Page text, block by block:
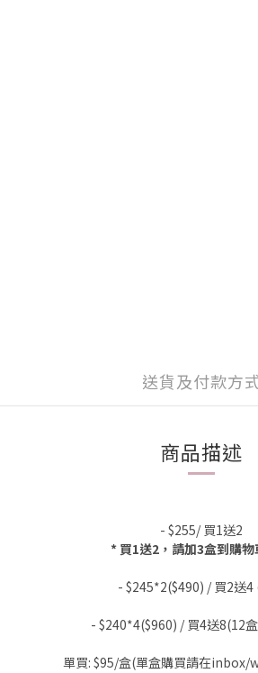
送貨及付款方
商品描述
- $255/ 買1送2
* 買1送2，請加3盒到購物
- $245*2($490) / 買2送4
- $240*4($960) / 買4送8(12
單買: $95/盒(單盒購買請在inbox/